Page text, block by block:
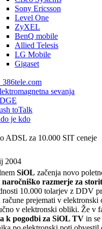
Sony Ericsson
Level One
ZyXEL
BenQ mobile
Allied Telesis
LG Mobile
Gigaset
386tele.com
sevanja
toTalk
je kdo
ADSL za 10.000 SIT ceneje
2004
SiOL začenja novo
razmerje za
10.000 tolarjev z DDV
račune prejemati v
v elektronski obliki. Že v
k pogodbi za SiOL TV in